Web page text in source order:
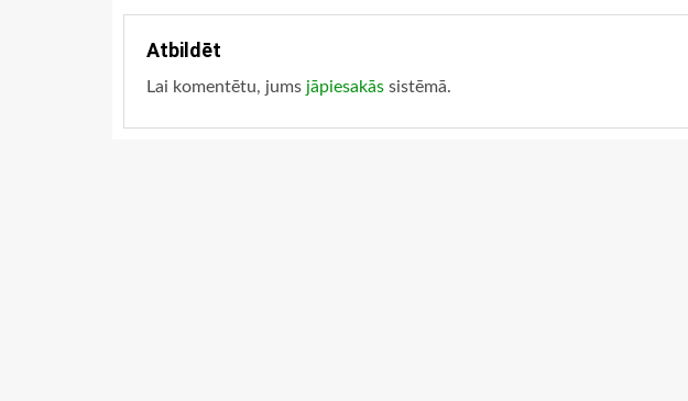
Atbildēt
Lai komentētu, jums jāpiesakās sistēmā.